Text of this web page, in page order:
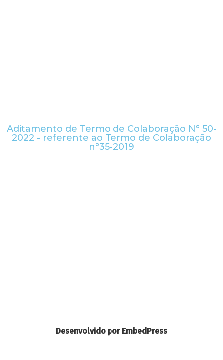
Aditamento de Termo de Colaboração N° 50-
2022 - referente ao Termo de Colaboração
n°35-2019
Desenvolvido por EmbedPress